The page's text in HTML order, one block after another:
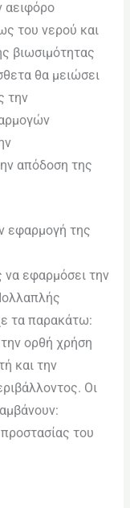
αειφόρο
του νερού και
βιωσιμότητας
θα μειώσει
την
απόδοση της
εφαρμογή της
να εφαρμόσει την
τα παρακάτω:
ορθή χρήση
και την
Οι
του